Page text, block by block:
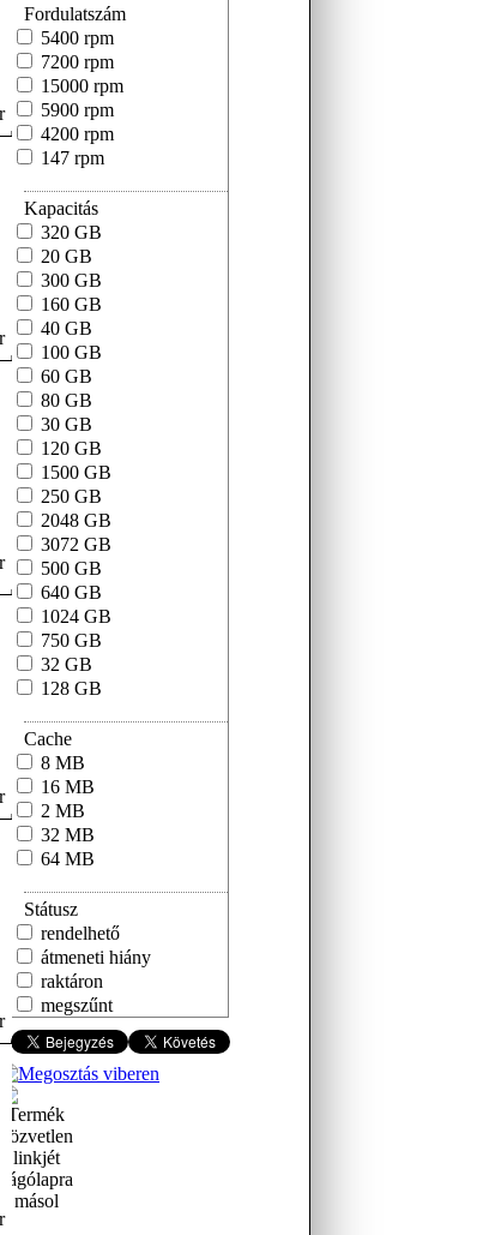
Fordulatszám
5400 rpm
7200 rpm
15000 rpm
5900 rpm
4200 rpm
147 rpm
Kapacitás
320 GB
20 GB
300 GB
160 GB
40 GB
100 GB
60 GB
80 GB
30 GB
120 GB
1500 GB
250 GB
2048 GB
3072 GB
500 GB
640 GB
1024 GB
750 GB
32 GB
128 GB
Cache
8 MB
16 MB
2 MB
32 MB
64 MB
Státusz
rendelhető
átmeneti hiány
raktáron
megszűnt